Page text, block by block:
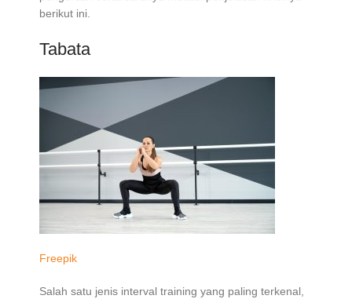
berikut ini.
Tabata
Freepik
Salah satu jenis interval training yang paling terkenal,